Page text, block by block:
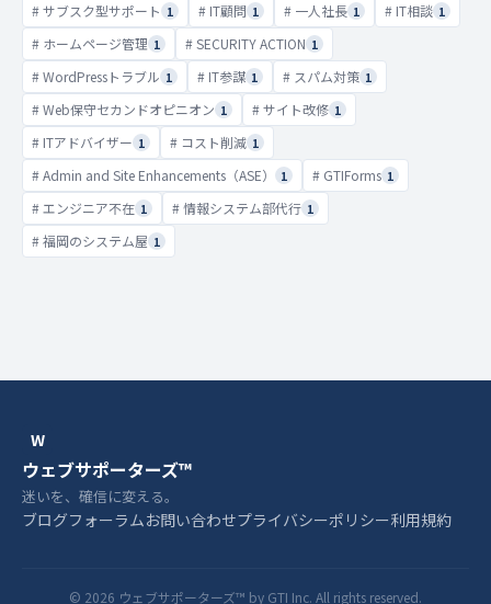
# サブスク型サポート 1 # IT顧問 1 # 一人社長 1 # IT相談 1
# ホームページ管理 1 # SECURITY ACTION 1
# WordPressトラブル 1 # IT参謀 1 # スパム対策 1
# Web保守セカンドオピニオン 1 # サイト改修 1
# ITアドバイザー 1 # コスト削減 1
# Admin and Site Enhancements（ASE） 1 # GTIForms 1
# エンジニア不在 1 # 情報システム部代行 1
# 福岡のシステム屋 1
W
ウェブサポーターズ™
迷いを、確信に変える。
ブログフォーラムお問い合わせプライバシーポリシー利用規約
© 2026 ウェブサポーターズ™ by GTI Inc. All rights reserved.